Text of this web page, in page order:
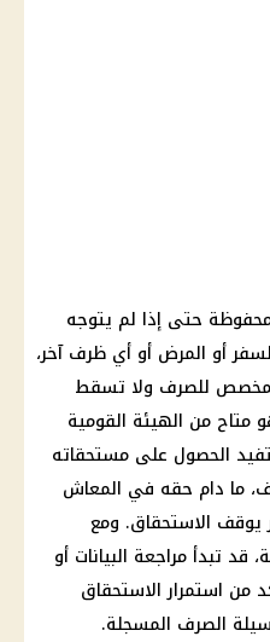
حتى إذا لم يتوجه
أو المرض أو أي ظرف آخر،
للصرف ولا تسقط
متاح من الهيئة القومية
الحصول على مستحقاته
ما دام حقه في المعاش
يوقف الاستحقاق. ومع
تبدأ مراجعة البيانات أو
من استمرار الاستحقاق
الصرف المسجلة.